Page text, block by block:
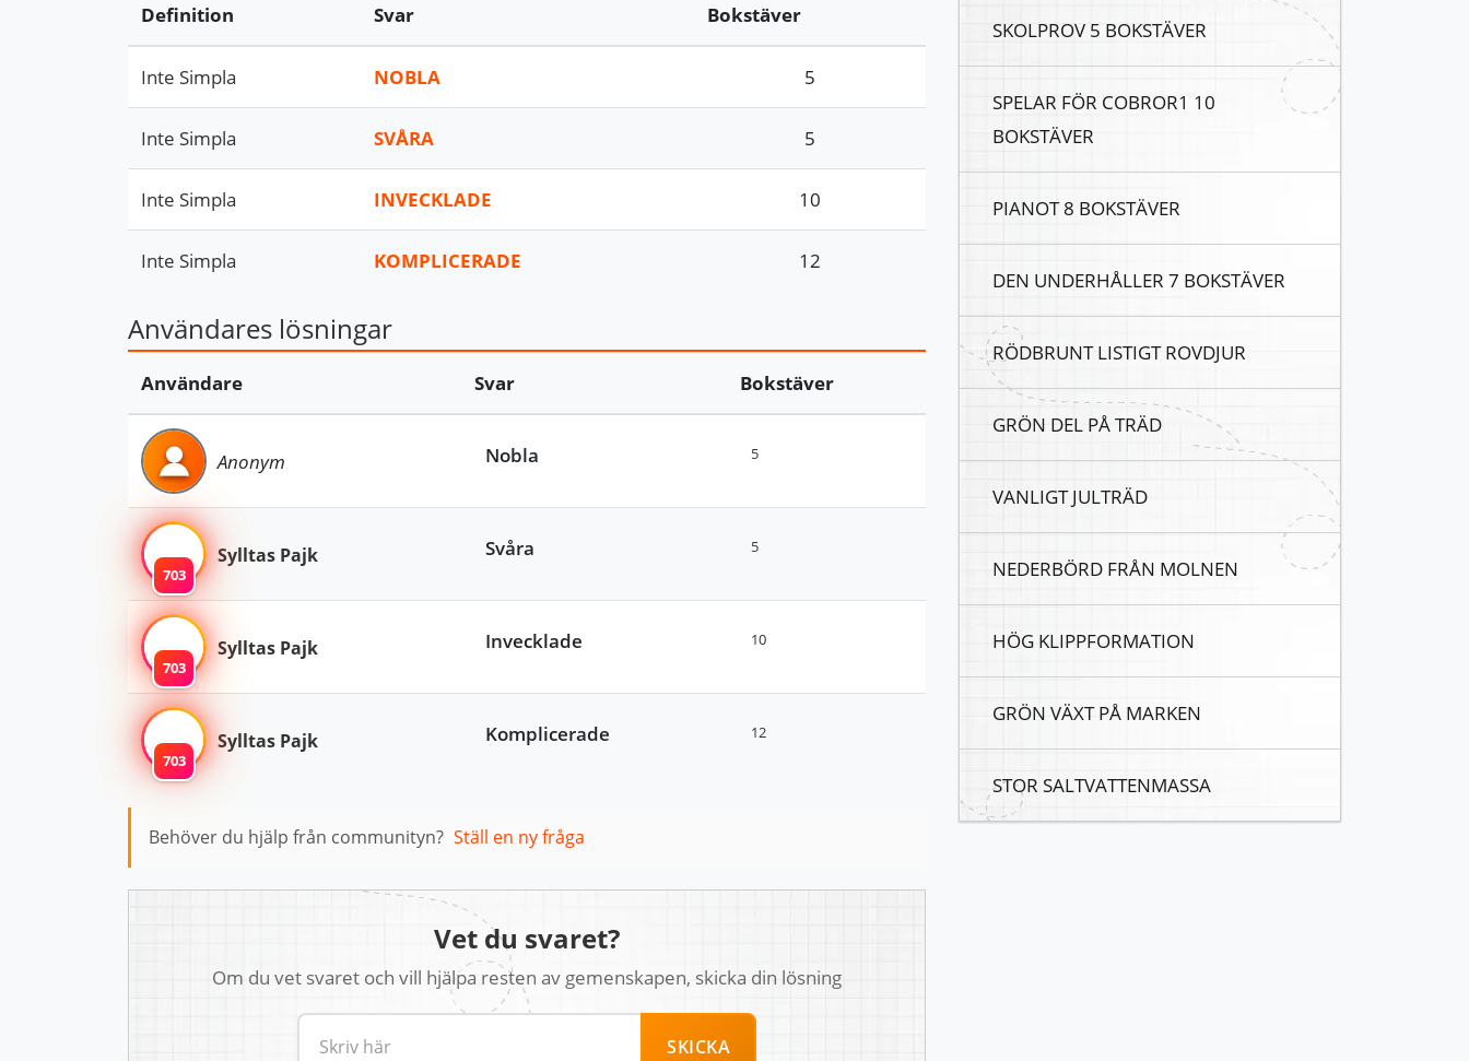
Definition Svar Bokstäver
Inte Simpla NOBLA 5
Inte Simpla SVÅRA 5
Inte Simpla INVECKLADE 10
Inte Simpla KOMPLICERADE 12
Användares lösningar
Användare Svar Bokstäver
Anonym Nobla 5
703
Sylltas Pajk Svåra 5
703
Sylltas Pajk Invecklade 10
703
Sylltas Pajk Komplicerade 12
Behöver du hjälp från communityn? Ställ en ny fråga
Vet du svaret?
Om du vet svaret och vill hjälpa resten av gemenskapen, skicka din lösning
SKICKA
SKOLPROV 5 BOKSTÄVER
SPELAR FÖR COBROR1 10
BOKSTÄVER
PIANOT 8 BOKSTÄVER
DEN UNDERHÅLLER 7 BOKSTÄVER
RÖDBRUNT LISTIGT ROVDJUR
GRÖN DEL PÅ TRÄD
VANLIGT JULTRÄD
NEDERBÖRD FRÅN MOLNEN
HÖG KLIPPFORMATION
GRÖN VÄXT PÅ MARKEN
STOR SALTVATTENMASSA